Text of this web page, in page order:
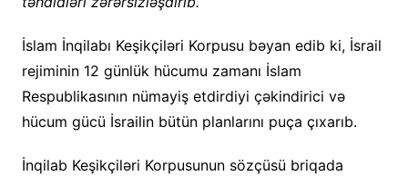
İslam İnqilabı Keşikçiləri Korpusu bəyan edib ki, İsrail
rejiminin 12 günlük hücumu zamanı İslam
Respublikasının nümayiş etdirdiyi çəkindirici və
hücum gücü İsrailin bütün planlarını puça çıxarıb.
İnqilab Keşikçiləri Korpusunun sözçüsü briqada